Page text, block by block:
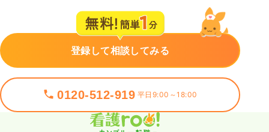
登録して相談してみる
0120-512-919 平日9:00～18:00